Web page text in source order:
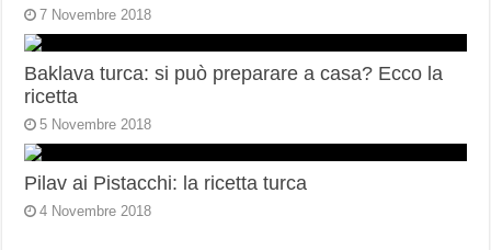
7 Novembre 2018
Baklava turca: si può preparare a casa? Ecco la
ricetta
5 Novembre 2018
Pilav ai Pistacchi: la ricetta turca
4 Novembre 2018